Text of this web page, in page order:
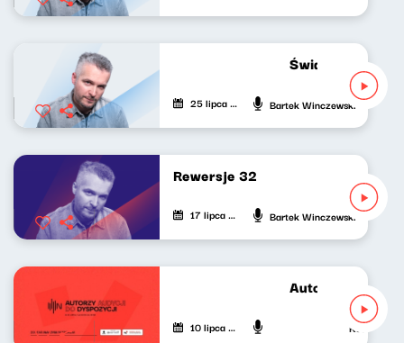
Świat naszej
25 lipca 2023 Bartek Winczewski
Rewersje 32
17 lipca 2023 Bartek Winczewski
Autorzy audycji
10 lipca 2023 Ksenia